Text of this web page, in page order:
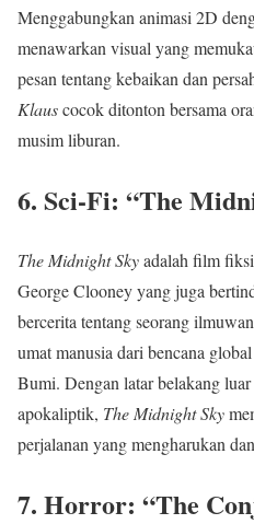
Menggabungkan animasi 2D
menawarkan visual yang
pesan tentang kebaikan dan
Klauscocok ditonton bersama
musim liburan.
6. Sci-Fi: “The
The Midnight Skyadalah film
George Clooney yang juga
bercerita tentang seorang
umat manusia dari bencana
Bumi. Dengan latar belakang
apokaliptik, The Midnight Sky
perjalanan yang mengharukan
7. Horror: “The